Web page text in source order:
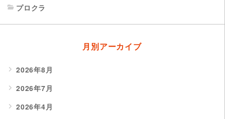
プロクラ
月別アーカイブ
2026年8月
2026年7月
2026年4月